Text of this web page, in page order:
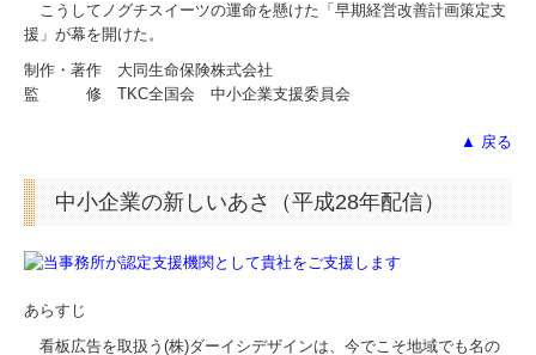
こうしてノグチスイーツの運命を懸けた「早期経営改善計画策定支
援」が幕を開けた。
制作・著作 大同生命保険株式会社
監 修 TKC全国会 中小企業支援委員会
▲ 戻る
中小企業の新しいあさ（平成28年配信）
あらすじ
看板広告を取扱う(株)ダーイシデザインは、今でこそ地域でも名の